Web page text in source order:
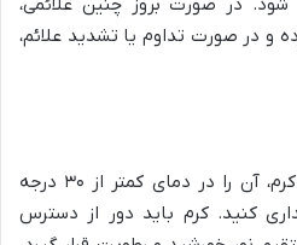
در صورت بروز چنین علائمی،
و در صورت تداوم یا تشدید علائم،
برای حفظ اثربخشی و کیفیت کرم، آن را در دمای کمتر از ۳۰ درجه
کنید. کرم باید دور از دسترس